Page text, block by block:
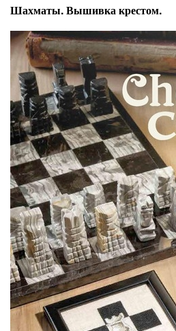
Шахматы. Вышивка крестом.